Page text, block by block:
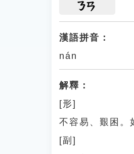
ㄋㄢ
漢語拼音：
nán
解釋：
[形]
不容易、艱困。
[副]